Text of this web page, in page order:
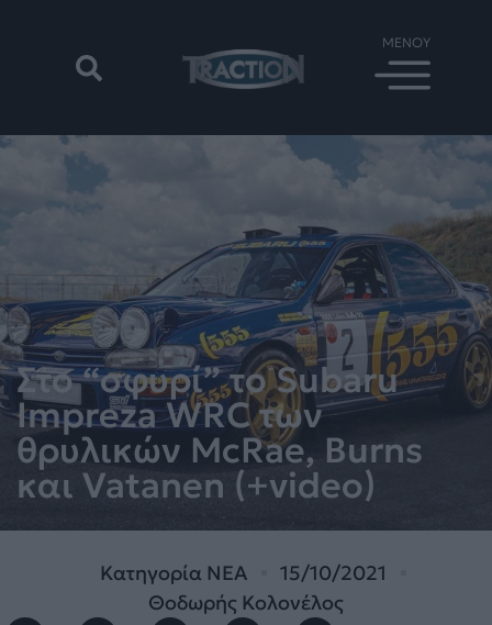
Στο “σφυρί” το Subaru
Impreza WRC των
θρυλικών McRae, Burns
και Vatanen (+video)
Κατηγορία ΝΕΑ
15/10/2021
Θοδωρής Κολονέλος